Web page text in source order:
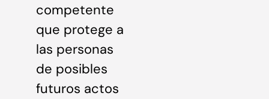
competente
que protege a
las personas
de posibles
futuros actos